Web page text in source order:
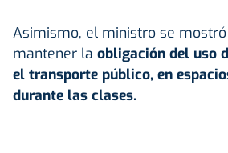
Asimismo, el ministro se
mantener la obligación del uso
el transporte público, en
durante las clases.